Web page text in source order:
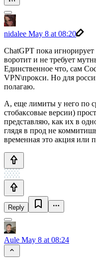
nidalee May 8 at 08:20
ChatGPT пока игнорирует
воротит и не требует
Единственное что, сам
VPN\прокси. Но для
полагаю.
А, еще лимиты у него по
стобаксовые версии)
представляю, как их в
глядя в прод не
временная это акция или
Reply
Aule May 8 at 08:24